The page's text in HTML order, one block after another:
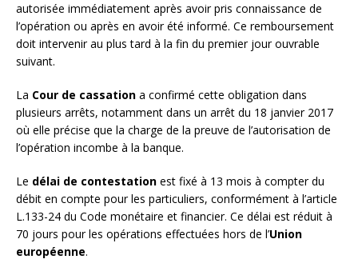
autorisée immédiatement après avoir pris connaissance de
l’opération ou après en avoir été informé. Ce remboursement
doit intervenir au plus tard à la fin du premier jour ouvrable
suivant.
La Cour de cassation a confirmé cette obligation dans
plusieurs arrêts, notamment dans un arrêt du 18 janvier 2017
où elle précise que la charge de la preuve de l’autorisation de
l’opération incombe à la banque.
Le délai de contestation est fixé à 13 mois à compter du
débit en compte pour les particuliers, conformément à l’article
L.133-24 du Code monétaire et financier. Ce délai est réduit à
70 jours pour les opérations effectuées hors de l’Union
européenne.